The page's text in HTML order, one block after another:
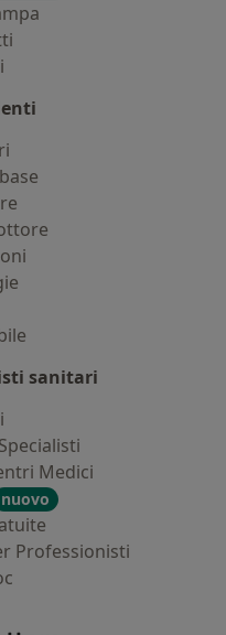
sanitari
Medici
nuovo
Professionisti